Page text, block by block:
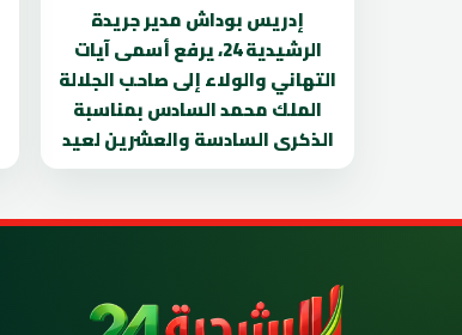
إدريس بوداش مدير جريدة
الرشيدية 24، يرفع أسمى آيات
التهاني والولاء إلى صاحب الجلالة
الملك محمد السادس بمناسبة
الذكرى السادسة والعشرين لعيد